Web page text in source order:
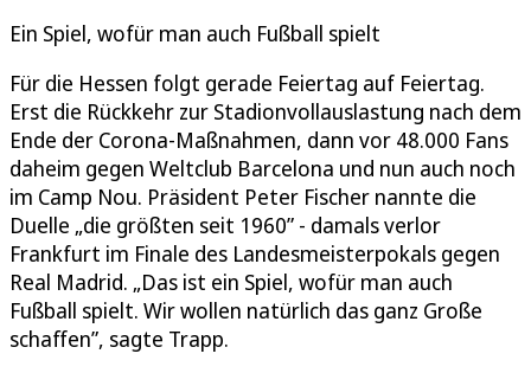
Ein Spiel, wofür man auch Fußball spielt
Für die Hessen folgt gerade Feiertag auf Feiertag.
Erst die Rückkehr zur Stadionvollauslastung nach dem
Ende der Corona-Maßnahmen, dann vor 48.000 Fans
daheim gegen Weltclub Barcelona und nun auch noch
im Camp Nou. Präsident Peter Fischer nannte die
Duelle „die größten seit 1960” - damals verlor
Frankfurt im Finale des Landesmeisterpokals gegen
Real Madrid. „Das ist ein Spiel, wofür man auch
Fußball spielt. Wir wollen natürlich das ganz Große
schaffen”, sagte Trapp.